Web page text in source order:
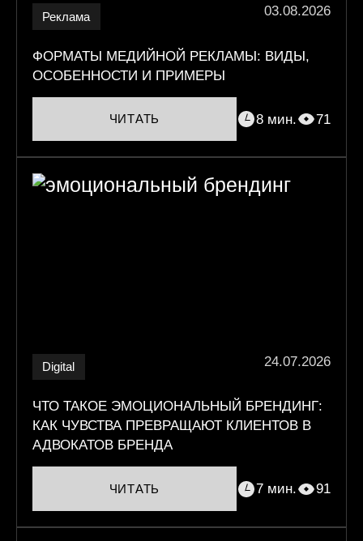
Реклама 03.08.2026
ФОРМАТЫ МЕДИЙНОЙ РЕКЛАМЫ: ВИДЫ,
ОСОБЕННОСТИ И ПРИМЕРЫ
ЧИТАТЬ 8 мин. 71
Digital 24.07.2026
ЧТО ТАКОЕ ЭМОЦИОНАЛЬНЫЙ БРЕНДИНГ:
КАК ЧУВСТВА ПРЕВРАЩАЮТ КЛИЕНТОВ В
АДВОКАТОВ БРЕНДА
ЧИТАТЬ 7 мин. 91